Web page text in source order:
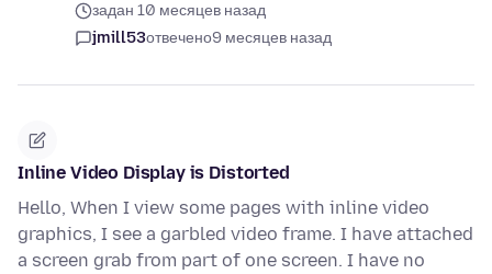
задан 10 месяцев назад
jmill53отвечено9 месяцев назад
Inline Video Display is Distorted
Hello, When I view some pages with inline video
graphics, I see a garbled video frame. I have attached
a screen grab from part of one screen. I have no